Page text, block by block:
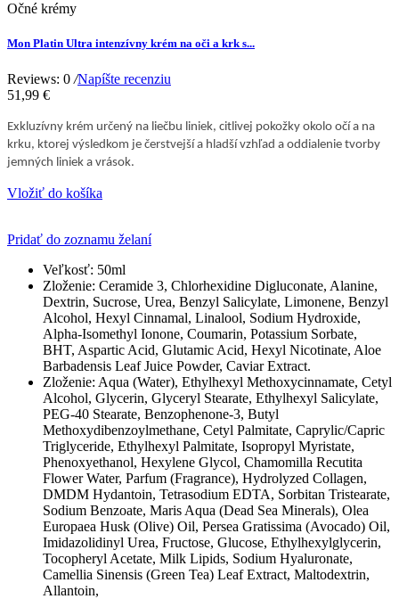
Očné krémy
Mon Platin Ultra intenzívny krém na oči a krk s...
Reviews: 0 /Napíšte recenziu
51,99 €
Exkluzívny krém určený na liečbu liniek, citlivej pokožky okolo očí a na
krku, ktorej výsledkom je čerstvejší a hladší vzhľad a oddialenie tvorby
jemných liniek a vrások.
Vložiť do košíka
Pridať do zoznamu želaní
Veľkosť: 50ml
Zloženie: Ceramide 3, Chlorhexidine Digluconate, Alanine,
Dextrin, Sucrose, Urea, Benzyl Salicylate, Limonene, Benzyl
Alcohol, Hexyl Cinnamal, Linalool, Sodium Hydroxide,
Alpha-Isomethyl Ionone, Coumarin, Potassium Sorbate,
BHT, Aspartic Acid, Glutamic Acid, Hexyl Nicotinate, Aloe
Barbadensis Leaf Juice Powder, Caviar Extract.
Zloženie: Aqua (Water), Ethylhexyl Methoxycinnamate, Cetyl
Alcohol, Glycerin, Glyceryl Stearate, Ethylhexyl Salicylate,
PEG-40 Stearate, Benzophenone-3, Butyl
Methoxydibenzoylmethane, Cetyl Palmitate, Caprylic/Capric
Triglyceride, Ethylhexyl Palmitate, Isopropyl Myristate,
Phenoxyethanol, Hexylene Glycol, Chamomilla Recutita
Flower Water, Parfum (Fragrance), Hydrolyzed Collagen,
DMDM Hydantoin, Tetrasodium EDTA, Sorbitan Tristearate,
Sodium Benzoate, Maris Aqua (Dead Sea Minerals), Olea
Europaea Husk (Olive) Oil, Persea Gratissima (Avocado) Oil,
Imidazolidinyl Urea, Fructose, Glucose, Ethylhexylglycerin,
Tocopheryl Acetate, Milk Lipids, Sodium Hyaluronate,
Camellia Sinensis (Green Tea) Leaf Extract, Maltodextrin,
Allantoin,